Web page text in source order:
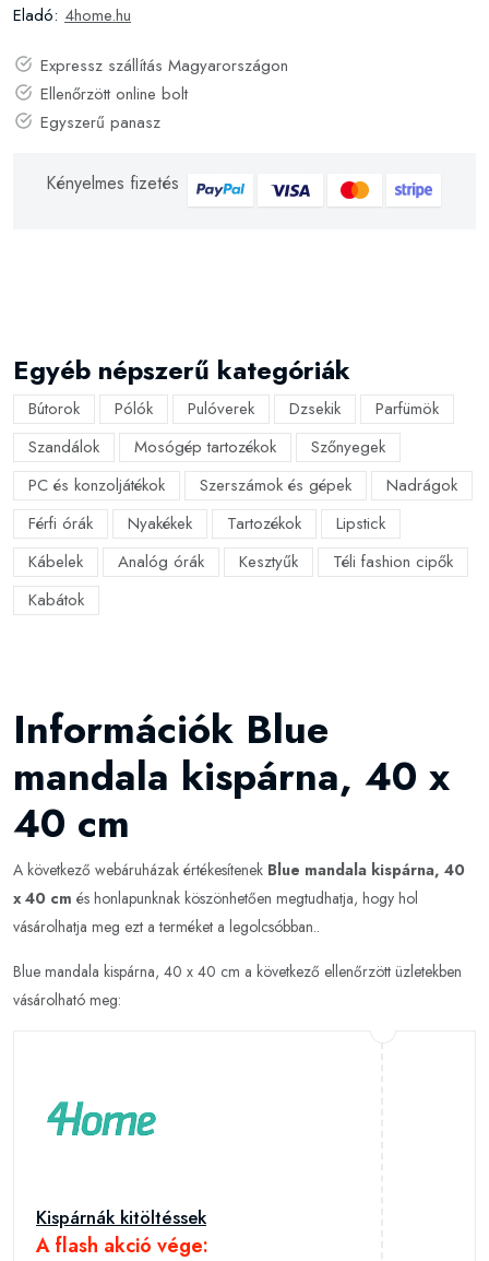
Eladó: 4home.hu
Expressz szállítás Magyarországon
Ellenőrzött online bolt
Egyszerű panasz
Kényelmes fizetés
Egyéb népszerű kategóriák
Bútorok Pólók Pulóverek Dzsekik
Parfümök
Szandálok
Mosógép tartozékok
Szőnyegek
PC és konzoljátékok
Szerszámok és gépek
Nadrágok
Férfi órák
Nyakékek Tartozékok
Lipstick
Kábelek
Analóg órák Kesztyűk
Téli fashion cipők
Kabátok
Információk Blue
mandala kispárna, 40 x
40 cm
A következő webáruházak értékesítenek Blue mandala kispárna, 40
x 40 cm és honlapunknak köszönhetően megtudhatja, hogy hol
vásárolhatja meg ezt a terméket a legolcsóbban..
Blue mandala kispárna, 40 x 40 cm a következő ellenőrzött üzletekben
vásárolható meg:
Kispárnák kitöltéssek
A flash akció vége: